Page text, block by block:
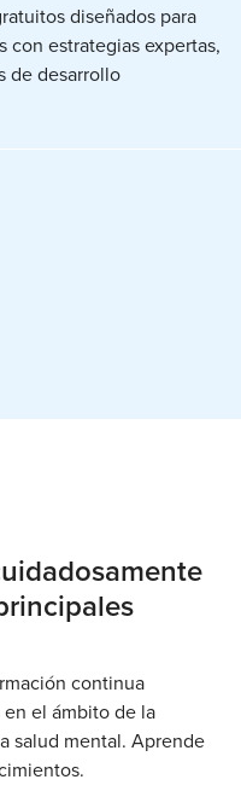
diseñados para
con estrategias expertas,
de desarrollo
continua
el ámbito de la
salud mental. Aprende